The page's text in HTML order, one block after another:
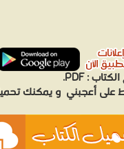
الكتاب :PDF.
على أعجبني و يمكنك